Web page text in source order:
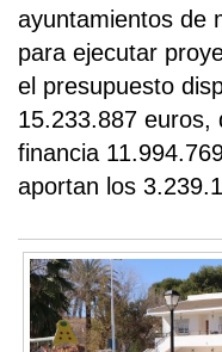
ayuntamientos de
para ejecutar
el presupuesto
15.233.887 euros,
financia
aportan los